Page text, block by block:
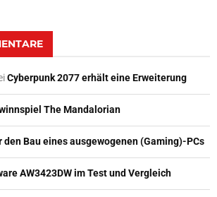
Cyberpunk 2077 erhält eine Erweiterung
The Mandalorian
den Bau eines ausgewogenen (Gaming)-PCs
AW3423DW im Test und Vergleich